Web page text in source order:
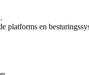
platforms en